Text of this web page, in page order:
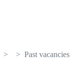
Past vacancies